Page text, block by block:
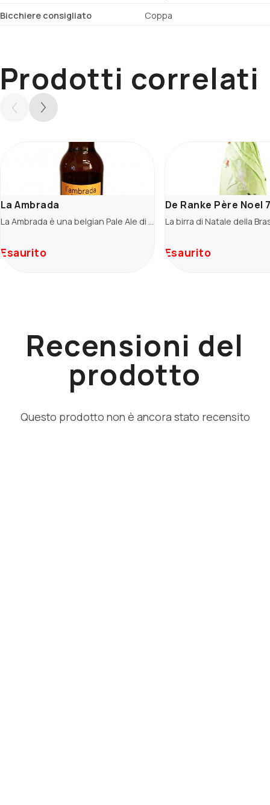
Bicchiere consigliato
Coppa
Prodotti correlati
La Ambrada
La Ambrada è una belgian Pale Ale di DuLac. Dal color ambrato carico al naso si prcepiscono aromi di frutta matura e miele mentre in bocca domina l'equilibrio tra la parte dolce maltata, le spezie del
Esaurito
De Ranke Père Noel
Esaurito
Recensioni del
prodotto
Questo prodotto non è ancora stato recensito